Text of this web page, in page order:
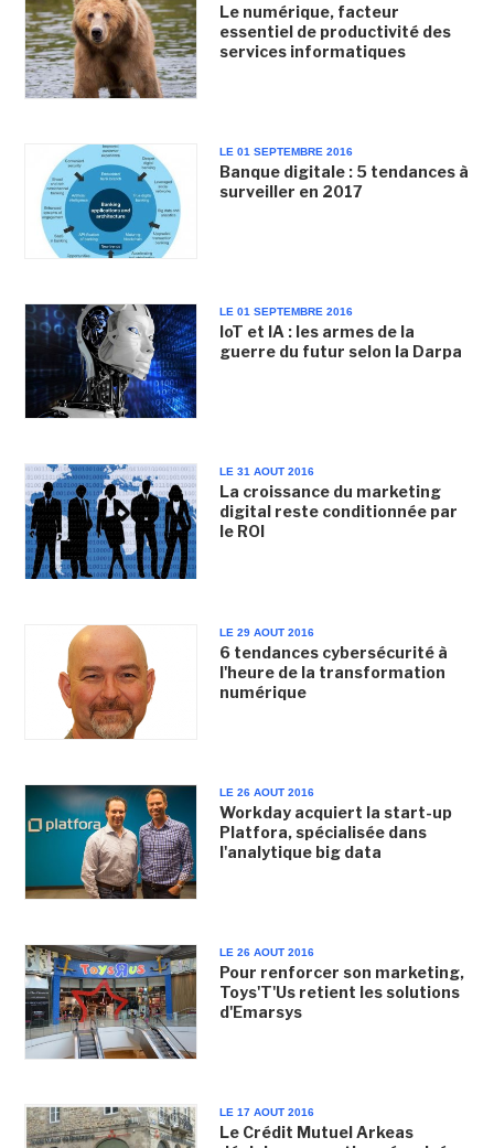
Le numérique, facteur
essentiel de productivité des
services informatiques
LE 01 SEPTEMBRE 2016
Banque digitale : 5 tendances à
surveiller en 2017
LE 01 SEPTEMBRE 2016
IoT et IA : les armes de la
guerre du futur selon la Darpa
LE 31 AOUT 2016
La croissance du marketing
digital reste conditionnée par
le ROI
LE 29 AOUT 2016
6 tendances cybersécurité à
l'heure de la transformation
numérique
LE 26 AOUT 2016
Workday acquiert la start-up
Platfora, spécialisée dans
l'analytique big data
LE 26 AOUT 2016
Pour renforcer son marketing,
Toys'T'Us retient les solutions
d'Emarsys
LE 17 AOUT 2016
Le Crédit Mutuel Arkeas